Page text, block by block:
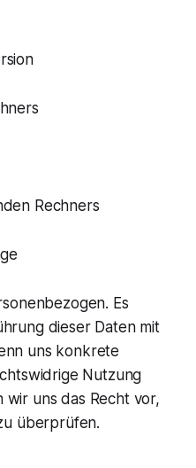
Rechners
Es
dieser Daten mit
uns konkrete
Nutzung
uns das Recht vor,
überprüfen.